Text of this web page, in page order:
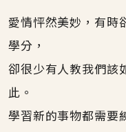
愛情怦然美妙，有時
學分，
卻很少有人教我們該
此。
學習新的事物都需要